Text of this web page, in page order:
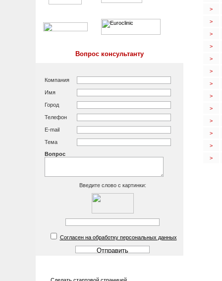
Вопрос консультанту
Компания
Имя
Город
Телефон
E-mail
Тема
Вопрос
Введите слово с картинки:
Согласен на обработку персональных данных
>
>
>
>
>
>
>
>
>
>
>
>
>